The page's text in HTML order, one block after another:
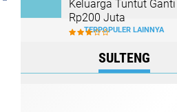
Keluarga Tuntut
Rp200 Juta
TERPOPULER LAINNYA
SULTENG